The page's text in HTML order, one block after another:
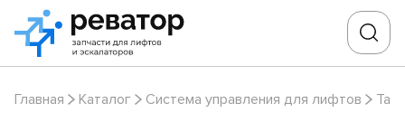
Главная Каталог Система управления для лифтов